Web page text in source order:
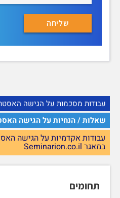
עבודות מסכמות על הגישה
שאלות / הנחיות על הגישה
עבודות אקדמיות על הגישה
במאגר Seminarion.co.il
תחומים